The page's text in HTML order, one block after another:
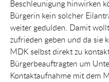
Beschleunigung hinwirken
Bürgerin kein solcher
weiter gedulden. Damit
zufrieden geben und da sie
MDK selbst direkt zu
Bürgerbeauftragten um
Kontaktaufnahme mit dem